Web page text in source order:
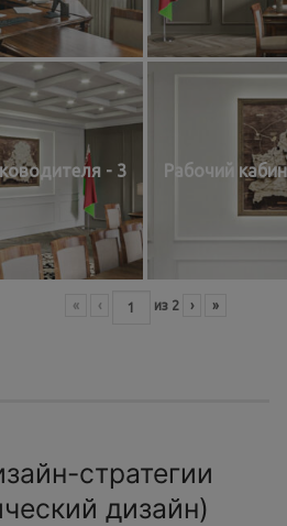
- 3 Рабочий
« ‹ из 2 › »
стратегии
дизайн)